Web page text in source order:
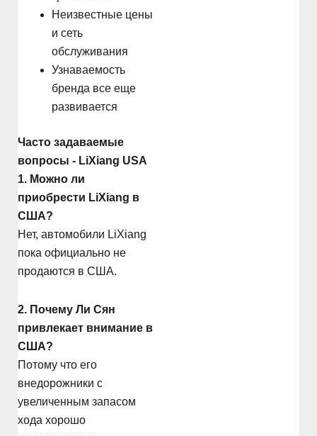
Неизвестные цены
и сеть
обслуживания
Узнаваемость
бренда все еще
развивается
Часто задаваемые
вопросы - LiXiang USA
1. Можно ли
приобрести LiXiang в
США?
Нет, автомобили LiXiang
пока официально не
продаются в США.
2. Почему Ли Сян
привлекает внимание в
США?
Потому что его
внедорожники с
увеличенным запасом
хода хорошо